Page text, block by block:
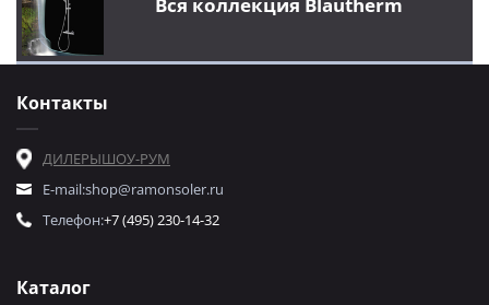
Каталог
Контакты
ДИЛЕРЫШОУ-РУМ
E-mail:shop@ramonsoler.ru
Телефон:+7 (495) 230-14-32